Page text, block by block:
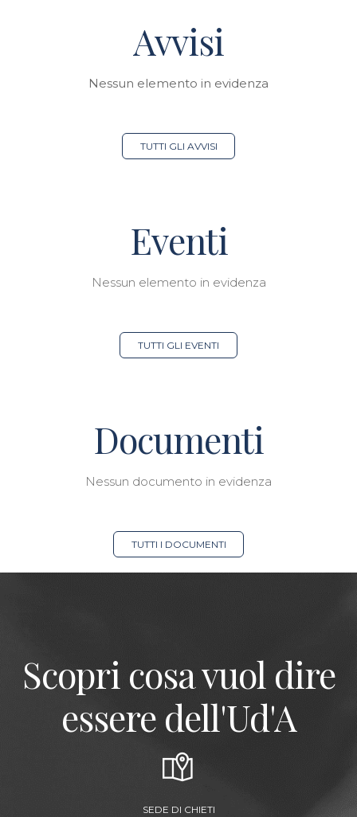
Avvisi
Nessun elemento in evidenza
TUTTI GLI AVVISI
Eventi
Nessun elemento in evidenza
TUTTI GLI EVENTI
Documenti
Nessun documento in evidenza
TUTTI I DOCUMENTI
Scopri cosa vuol dire
essere dell'Ud'A
SEDE DI CHIETI